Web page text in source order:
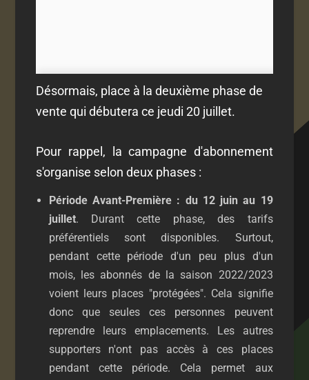
Désormais, place à la deuxième phase de
vente qui débutera ce jeudi 20 juillet.
Pour rappel, la campagne d'abonnement
s'organise selon deux phases :
Période Avant-Première : du 12 juin au 19
juillet. Durant cette phase, des tarifs
préférentiels sont disponibles. Surtout,
pendant cette période d'un peu plus d'un
mois, les abonnés de la saison 2022/2023
voient leurs places "protégées". Cela signifie
donc que seules ces personnes peuvent
reprendre leurs emplacements. Les autres
supporters n'ont pas accès à ces places
pendant cette période. Cela permet aux